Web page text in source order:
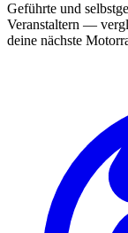
Geführte und
Veranstaltern —
deine nächste